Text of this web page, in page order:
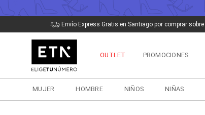
al
Envío Express Gratis en Santiago por comprar
OUTLET PROMOCIONES
MUJER HOMBRE NIÑOS NIÑAS